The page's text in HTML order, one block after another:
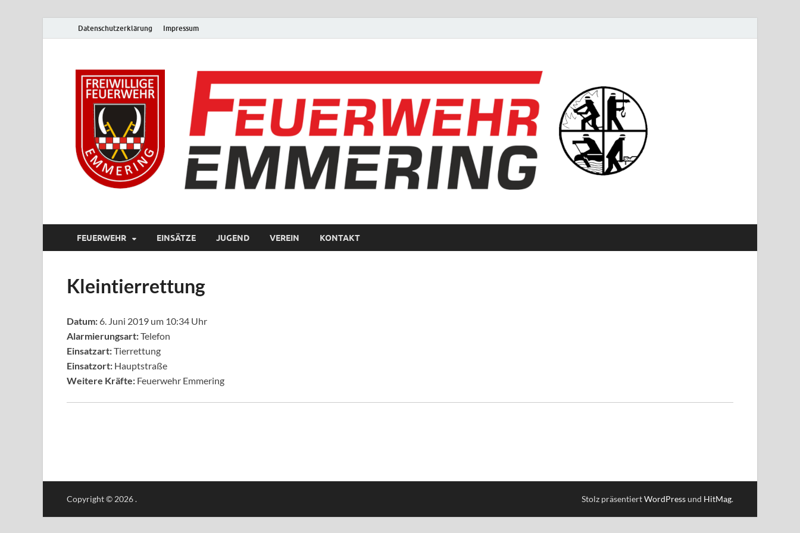
Datenschutzerklärung Impressum
FEUERWEHR EINSÄTZE JUGEND VEREIN KONTAKT
Kleintierrettung
Datum: 6. Juni 2019 um 10:34 Uhr
Alarmierungsart:Telefon
Einsatzart:Tierrettung
Einsatzort: Hauptstraße
Weitere Kräfte: Feuerwehr Emmering
Copyright © 2026. Stolz präsentiertWordPressund HitMag.